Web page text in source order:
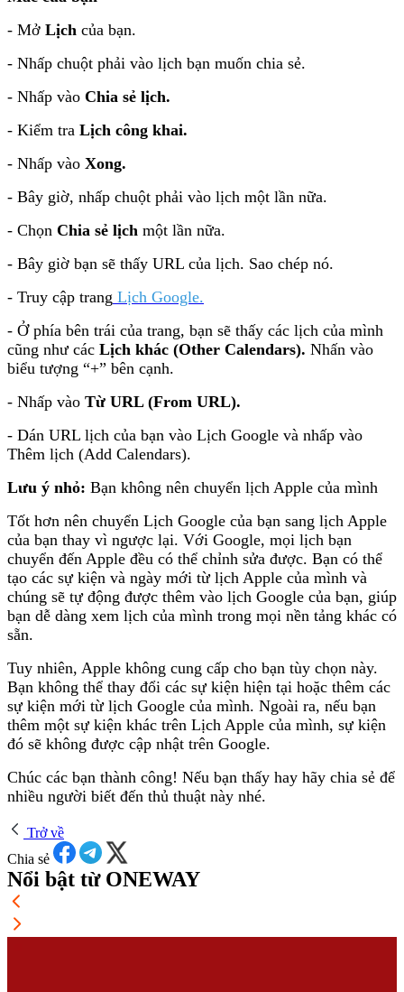
- Mở Lịch của bạn.
- Nhấp chuột phải vào lịch bạn muốn chia sẻ.
- Nhấp vào Chia sẻ lịch.
- Kiểm tra Lịch công khai.
- Nhấp vào Xong.
- Bây giờ, nhấp chuột phải vào lịch một lần nữa.
- Chọn Chia sẻ lịch một lần nữa.
- Bây giờ bạn sẽ thấy URL của lịch. Sao chép nó.
- Truy cập trang Lịch Google.
- Ở phía bên trái của trang, bạn sẽ thấy các lịch của mình
cũng như các Lịch khác (Other Calendars). Nhấn vào
biểu tượng “+” bên cạnh.
- Nhấp vào Từ URL (From URL).
- Dán URL lịch của bạn vào Lịch Google và nhấp vào
Thêm lịch (Add Calendars).
Lưu ý nhỏ: Bạn không nên chuyển lịch Apple của mình
Tốt hơn nên chuyển Lịch Google của bạn sang lịch Apple
của bạn thay vì ngược lại. Với Google, mọi lịch bạn
chuyển đến Apple đều có thể chỉnh sửa được. Bạn có thể
tạo các sự kiện và ngày mới từ lịch Apple của mình và
chúng sẽ tự động được thêm vào lịch Google của bạn, giúp
bạn dễ dàng xem lịch của mình trong mọi nền tảng khác có
sẵn.
Tuy nhiên, Apple không cung cấp cho bạn tùy chọn này.
Bạn không thể thay đổi các sự kiện hiện tại hoặc thêm các
sự kiện mới từ lịch Google của mình. Ngoài ra, nếu bạn
thêm một sự kiện khác trên Lịch Apple của mình, sự kiện
đó sẽ không được cập nhật trên Google.
Chúc các bạn thành công! Nếu bạn thấy hay hãy chia sẻ để
nhiều người biết đến thủ thuật này nhé.
Trở về
Chia sẻ
Nổi bật từ ONEWAY